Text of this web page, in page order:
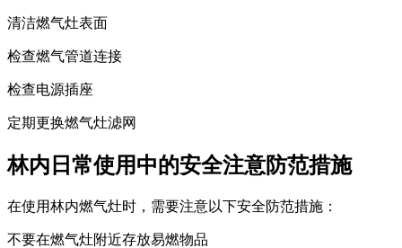
清洁燃气灶表面
检查燃气管道连接
检查电源插座
定期更换燃气灶滤网
林内日常使用中的安全注意防范措施
在使用林内燃气灶时，需要注意以下安全防范措施：
不要在燃气灶附近存放易燃物品